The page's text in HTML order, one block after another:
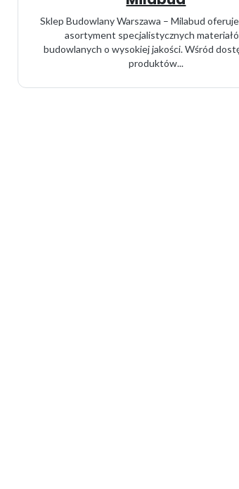
Sklep Budowlany Warszawa – Milabud
asortyment specjalistycznych
budowlanych o wysokiej jakości. Wśród
produktów...